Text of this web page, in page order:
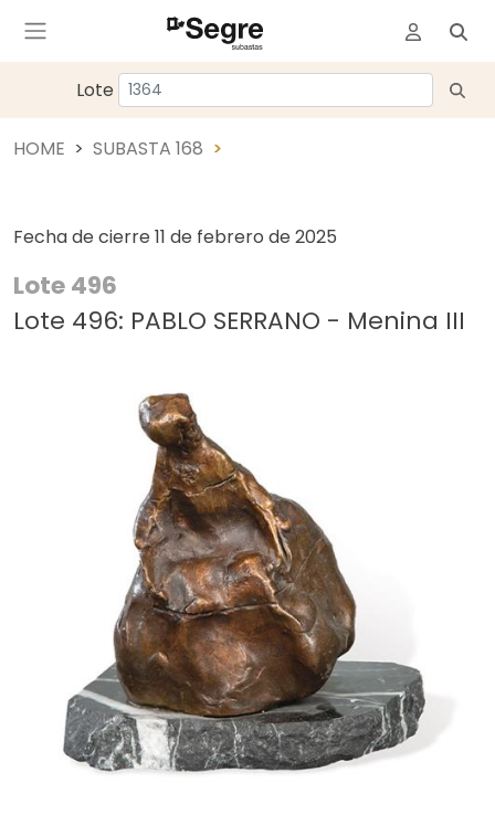
Lote
HOME SUBASTA 168
Fecha de cierre 11 de febrero de 2025
Lote 496
Lote 496: PABLO SERRANO - Menina III